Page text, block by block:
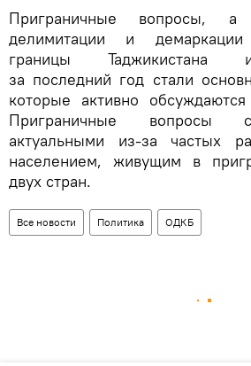
Приграничные вопросы,
делимитации и демаркации
границы Таджикистана
за последний год стали
которые активно
Приграничные вопросы
актуальными из-за частых
населением, живущим в
двух стран.
Все новости Политика ОДКБ